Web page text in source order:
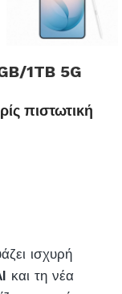
1TB 5G
πιστωτική
ισχυρή
και τη νέα